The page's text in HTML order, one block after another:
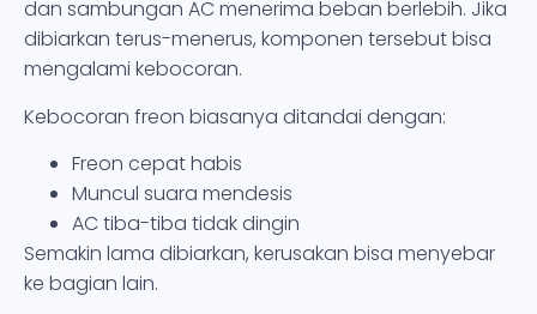
dan sambungan AC menerima beban berlebih. Jika
dibiarkan terus-menerus, komponen tersebut bisa
mengalami kebocoran.
Kebocoran freon biasanya ditandai dengan:
Freon cepat habis
Muncul suara mendesis
AC tiba-tiba tidak dingin
Semakin lama dibiarkan, kerusakan bisa menyebar
ke bagian lain.